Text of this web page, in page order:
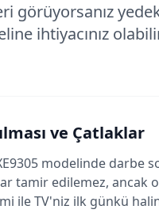
görüyorsanız
ihtiyacınız
ve Çatlaklar
modelinde darbe
tamir edilemez, ancak
ile TV'niz ilk günkü